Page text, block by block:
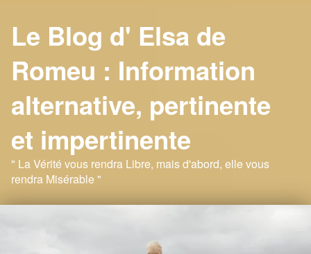
Le Blog d' Elsa de
Romeu : Information
alternative, pertinente
et impertinente
" La Vérité vous rendra Libre, mais d'abord, elle vous
rendra Misérable "